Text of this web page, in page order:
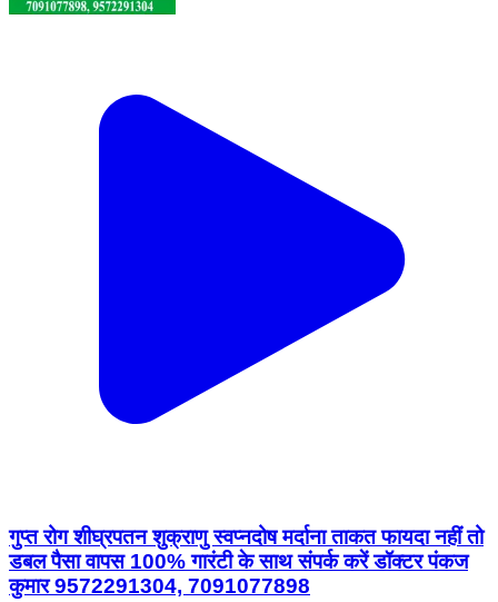
गुप्त रोग शीघ्रपतन शुक्राणु स्वप्नदोष मर्दाना ताकत फायदा नहीं तो
डबल पैसा वापस 100% गारंटी के साथ संपर्क करें डॉक्टर पंकज
कुमार 9572291304, 7091077898